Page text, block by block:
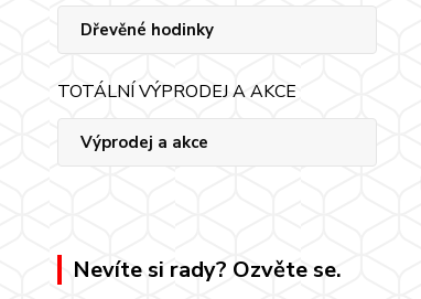
Dřevěné hodinky
TOTÁLNÍ VÝPRODEJ A AKCE
Výprodej a akce
Nevíte si rady? Ozvěte se.